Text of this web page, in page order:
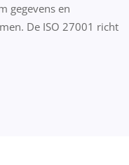
gegevens en
De ISO 27001 richt